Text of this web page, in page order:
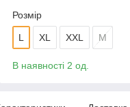
Розмір
L XL XXL M
В наявності 2 од.